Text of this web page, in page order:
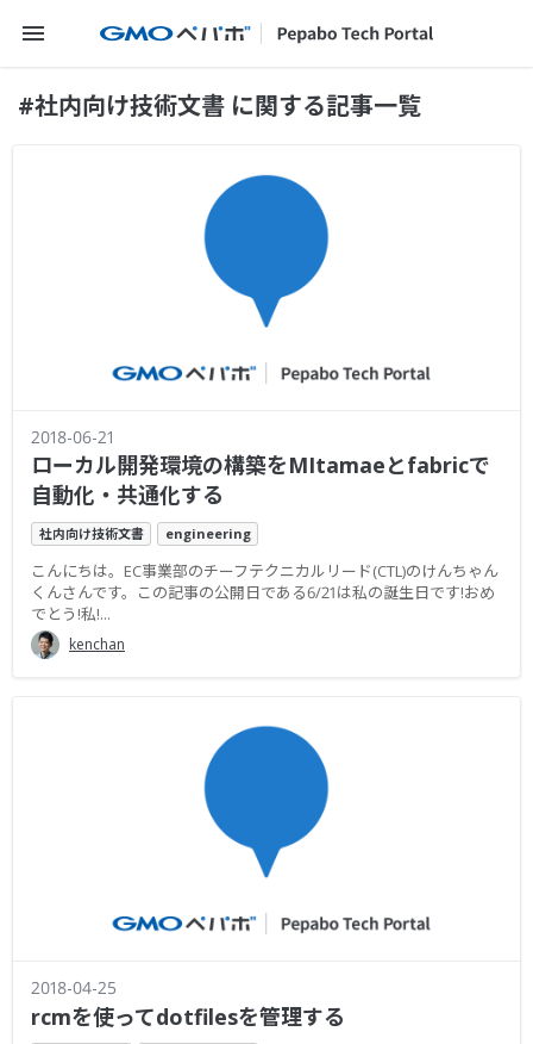
メニューを開く
#社内向け技術文書 に関する記事一覧
2018-06-21
ローカル開発環境の構築をMItamaeとfabricで
自動化・共通化する
社内向け技術文書 engineering
こんにちは。EC事業部のチーフテクニカルリード(CTL)のけんちゃん
くんさんです。この記事の公開日である6/21は私の誕生日です!おめ
でとう!私!...
kenchan
2018-04-25
rcmを使ってdotfilesを管理する